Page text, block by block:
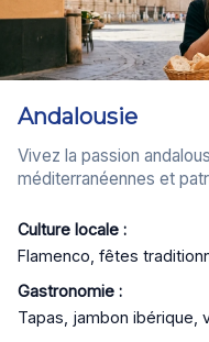
Andalousie
Vivez la passion
méditerranéennes et
Culture locale :
Flamenco, fêtes
Gastronomie :
Tapas, jambon ibérique,